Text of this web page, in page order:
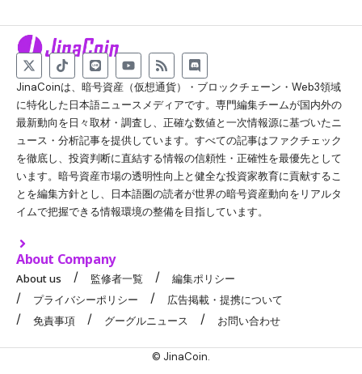
JinaCoinは、暗号資産（仮想通貨）・ブロックチェーン・Web3領域
に特化した日本語ニュースメディアです。専門編集チームが国内外の
最新動向を日々取材・調査し、正確な数値と一次情報源に基づいたニ
ュース・分析記事を提供しています。すべての記事はファクチェック
を徹底し、投資判断に直結する情報の信頼性・正確性を最優先として
います。暗号資産市場の透明性向上と健全な投資家教育に貢献するこ
とを編集方針とし、日本語圏の読者が世界の暗号資産動向をリアルタ
イムで把握できる情報環境の整備を目指しています。
About Company
About us 監修者一覧
編集ポリシー
プライバシーポリシー
広告掲載・提携について
免責事項
グーグルニュース お問い合わせ
© JinaCoin.